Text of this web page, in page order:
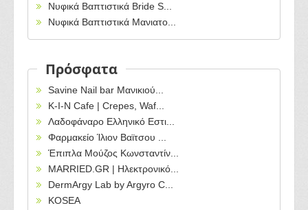
Νυφικά Βαπτιστικά Bride S...
Νυφικά Βαπτιστικά Μανιατο...
Πρόσφατα
Savine Nail bar Μανικιού...
Κ-Ι-Ν Cafe | Crepes, Waf...
Λαδοφάναρο Ελληνικό Εστι...
Φαρμακείο Ίλιον Βαϊτσου ...
Έπιπλα Μούζος Κωνσταντίν...
MARRIED.GR | Ηλεκτρονικό...
DermArgy Lab by Argyro C...
KOSEA